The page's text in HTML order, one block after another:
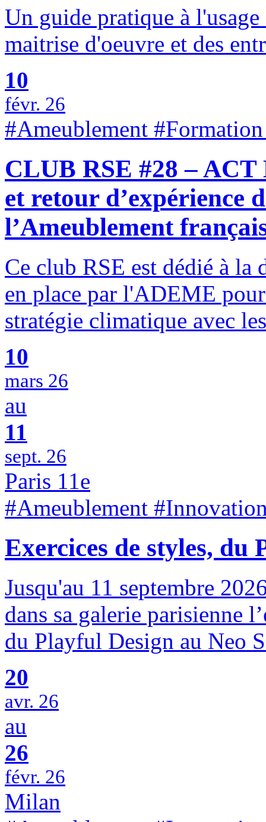
Un guide pratique à
maitrise d'oeuvre et des
10
févr. 26
#Ameublement
CLUB RSE #28 –
et retour d’expérience
l’Ameublement
Ce club RSE est dédié à la
en place par l'ADEME
stratégie climatique avec
10
mars 26
au
11
sept. 26
Paris 11e
#Ameublement
Exercices de styles, du
Jusqu'au 11 septembre
dans sa galerie parisienne
du Playful Design au Neo
20
avr. 26
au
26
févr. 26
Milan